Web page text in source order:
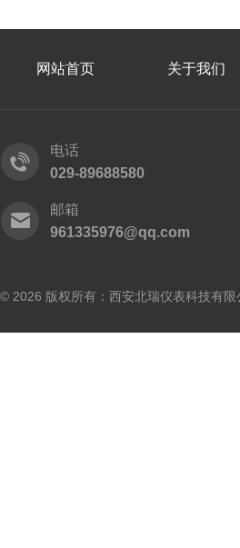
网站首页 关于我们
电话
029-89688580
邮箱
961335976@qq.com
© 2026 版权所有：西安北瑞仪表科技有